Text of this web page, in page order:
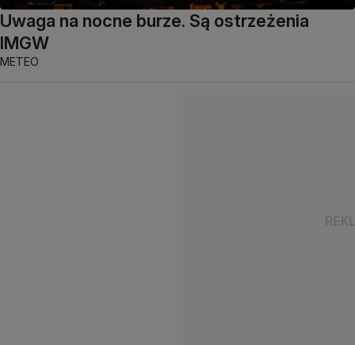
Uwaga na nocne burze. Są ostrzeżenia
IMGW
METEO